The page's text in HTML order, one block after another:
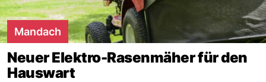
Mandach
Neuer Elektro-Rasenmäher für den
Hauswart